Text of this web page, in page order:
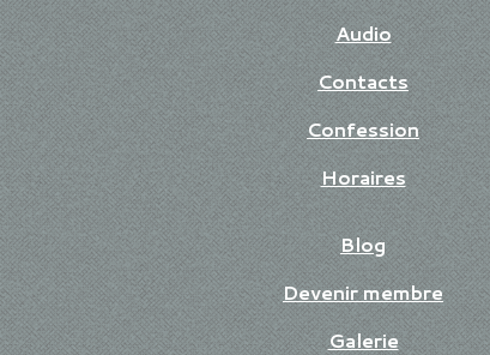
Audio
Contacts
Confession
Horaires
Blog
Devenir membre
Galerie